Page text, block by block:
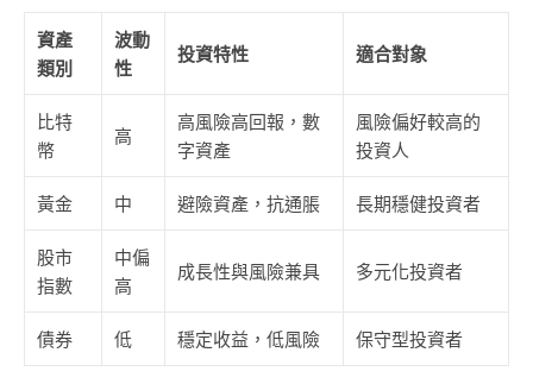
資產
類別
波動
性
投資特性 適合對象
比特
幣
高
高風險高回報，數
字資產
風險偏好較高的
投資人
黃金 中 避險資產，抗通脹 長期穩健投資者
股市
指數
中偏
高
成長性與風險兼具 多元化投資者
債券 低 穩定收益，低風險 保守型投資者